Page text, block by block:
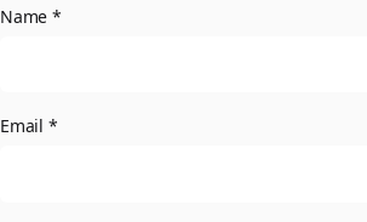
Name*
Email *